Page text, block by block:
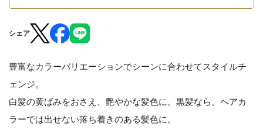
シェア
豊富なカラーバリエーションでシーンに合わせてスタイルチ
ェンジ。
白髪の黄ばみをおさえ、艶やかな髪色に。黒髪なら、ヘアカ
ラーでは出せない落ち着きのある髪色に。